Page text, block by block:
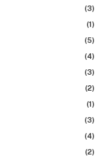
(3)
(1)
(5)
(4)
(3)
(2)
(1)
(3)
(4)
(2)